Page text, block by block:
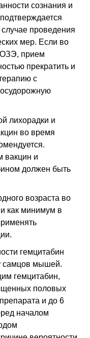
сознания и
проведения
мер. Если во
прием
прекратить и
с
лихорадки и
во время
вакцин и
должен быть
возраста во
как минимум в
гемцитабин
самцов мышей.
гемцитабин,
половых
и до 6
началом